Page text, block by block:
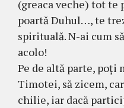
(greaca veche) tot te
poartă Duhul…, te
spirituală. N-ai cum
acolo!
Pe de altă parte, poţi
Timotei, să zicem,
chilie, iar dacă